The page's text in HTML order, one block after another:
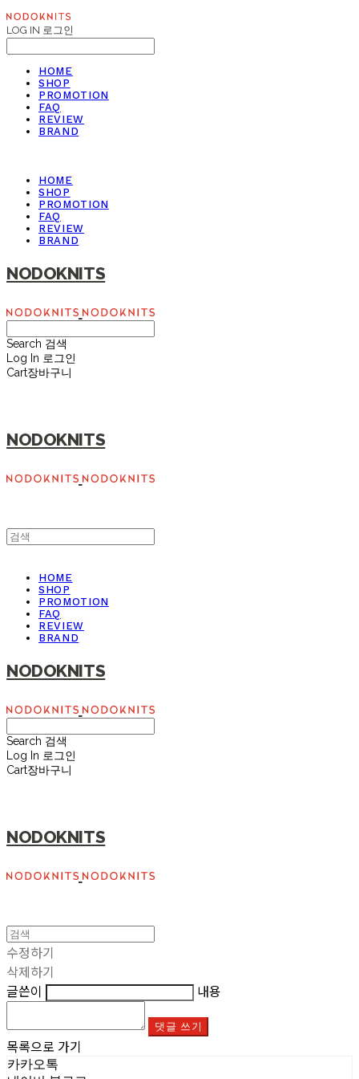
LOG IN 로그인
HOME
SHOP
PROMOTION
FAQ
REVIEW
BRAND
HOME
SHOP
PROMOTION
FAQ
REVIEW
BRAND
NODOKNITS
Search 검색
Log In 로그인
Cart장바구니
NODOKNITS
HOME
SHOP
PROMOTION
FAQ
REVIEW
BRAND
NODOKNITS
Search 검색
Log In 로그인
Cart장바구니
NODOKNITS
수정하기
삭제하기
글쓴이
내용
댓글 쓰기
목록으로 가기
카카오톡